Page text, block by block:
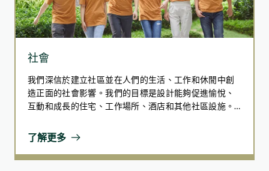
社會
我們深信於建立社區並在人們的生活、工作和休閒中創
造正面的社會影響。我們的目標是設計能夠促進愉悅、
互動和成長的住宅、工作場所、酒店和其他社區設施。
們致力打造共融空間，支持弱勢群體並促進社會公平。
透過應對社會所面臨的挑戰，我們希望帶來正面的社會
變革，創造可持續、公平和繁榮的環境。我們承諾與社
了解更多